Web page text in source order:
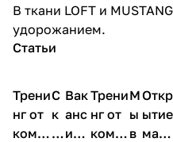
В ткани LOFT и
удорожанием.
Статьи
Трени
нг от
комп
С
к
и
Вак
анс
ия в
Трени
нг от
комп
М
ы
в
Откр
ытие
мага